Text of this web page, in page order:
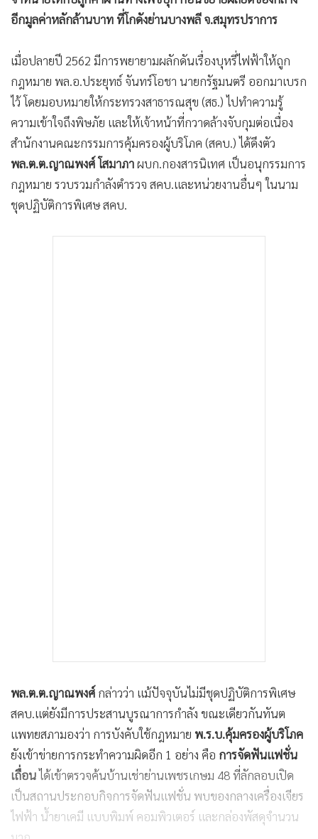
• กองทุนรวม
• Celeb Online
Factcheck
• News1
• Gotomanager
อีกมูลค่าหลักล้านบาท ที่โกดังย่านบางพลี จ.สมุทรปราการ
เมื่อปลายปี 2562 มีการพยายามผลักดันเรื่องบุหรี่ไฟฟ้าให้ถูก
กฎหมาย พล.อ.ประยุทธ์ จันทร์โอชา นายกรัฐมนตรี ออกมาเบรก
ไว้ โดยมอบหมายให้กระทรวงสาธารณสุข (สธ.) ไปทำความรู้
ความเข้าใจถึงพิษภัย และให้เจ้าหน้าที่กวาดล้างจับกุมต่อเนื่อง
สำนักงานคณะกรรมการคุ้มครองผู้บริโภค (สคบ.) ได้ดึงตัว
พล.ต.ต.ญาณพงศ์ โสมาภาผบก.กองสารนิเทศ เป็นอนุกรรมการ
กฎหมาย รวบรวมกำลังตำรวจ สคบ.และหน่วยงานอื่นๆ ในนาม
ชุดปฏิบัติการพิเศษ สคบ.
พล.ต.ต.ญาณพงศ์ กล่าวว่า แม้ปัจจุบันไม่มีชุดปฏิบัติการพิเศษ
สคบ.แต่ยังมีการประสานบูรณาการกำลัง ขณะเดียวกันทันต
แพทยสภามองว่า การบังคับใช้กฎหมาย พ.ร.บ.คุ้มครองผู้บริโภค
ยังเข้าข่ายการกระทำความผิดอีก 1 อย่าง คือ การจัดฟันแฟชั่น
เถื่อนได้เข้าตรวจค้นบ้านเช่าย่านเพชรเกษม 48 ที่ลักลอบเปิด
เป็นสถานประกอบกิจการจัดฟันแฟชั่น พบของกลางเครื่องเจียร
ไฟฟ้า น้ำยาเคมี แบบพิมพ์ คอมพิวเตอร์ และกล่องพัสดุจำนวน